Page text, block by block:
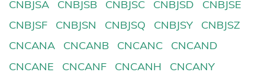
CNBJSA CNBJSB CNBJSC CNBJSD
CNBJSE
CNBJSF
CNBJSN CNBJSQ CNBJSY
CNBJSZ
CNCANA
CNCANB CNCANC
CNCAND
CNCANE
CNCANF CNCANH
CNCANY